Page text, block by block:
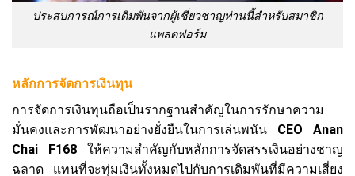
ประสบการณ์การเดิมพันจากผู้เชี่ยวชาญท่านนี้สำหรับสมาชิก
แพลตฟอร์ม
หลักการจัดการเงินทุน
การจัดการเงินทุนถือเป็นรากฐานสำคัญในการรักษาความ
มั่นคงและการพัฒนาอย่างยั่งยืนในการเล่นพนัน CEO Anan
Chai F168 ให้ความสำคัญกับหลักการจัดสรรเงินอย่างชาญ
ฉลาด แทนที่จะทุ่มเงินทั้งหมดไปกับการเดิมพันที่มีความเสี่ยง